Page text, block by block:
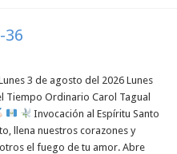
36
3 de agosto del 2026 Lunes
Tiempo Ordinario Carol Tagual
Invocación al Espíritu Santo
llena nuestros corazones y
el fuego de tu amor. Abre